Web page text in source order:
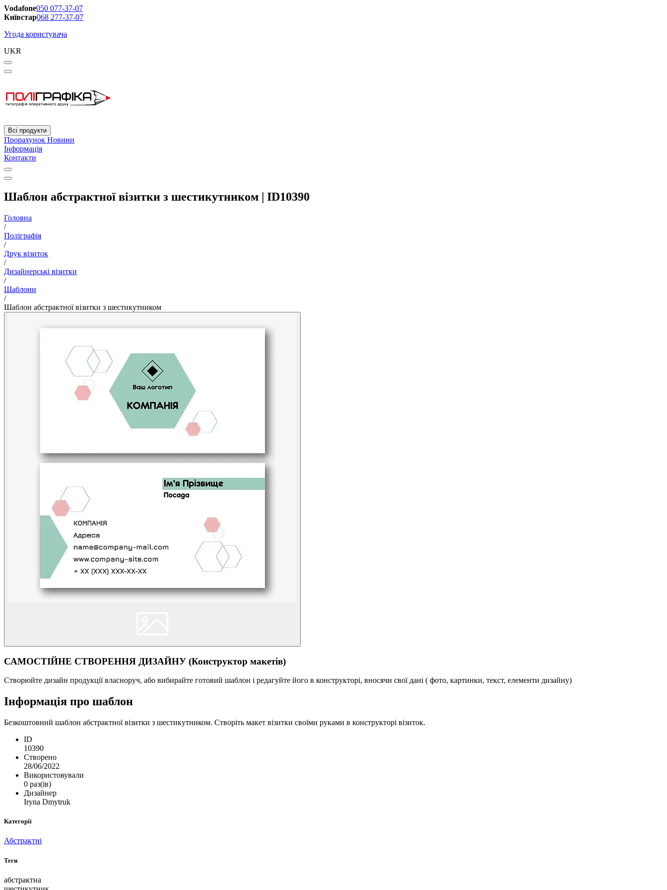
Vodafone050 077-37-07
Київстар068 277-37-07
Угода користувача
UKR
Всі продукти
Прорахунок Новини
Інформація
Контакти
Шаблон абстрактної візитки з шестикутником | ID10390
Головна
/
Поліграфія
/
Друк візиток
/
Дизайнерські візитки
/
Шаблони
/
Шаблон абстрактної візитки з шестикутником
САМОСТІЙНЕ СТВОРЕННЯ ДИЗАЙНУ (Конструктор макетів)
Створюйте дизайн продукції власноруч, або вибирайте готовий шаблон і редагуйте його в конструкторі, вносячи свої дані ( фото, картинки, текст, елементи дизайну)
Інформація про шаблон
Безкоштовний шаблон абстрактної візитки з шестикутником. Створіть макет візитки своїми руками в конструкторі візиток.
ID
10390
Створено
28/06/2022
Використовували
0 раз(ів)
Дизайнер
Iryna Dmytruk
Категорії
Абстрактні
Теги
абстрактна